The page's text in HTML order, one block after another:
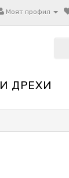
Моят профил
ДРЕХИ